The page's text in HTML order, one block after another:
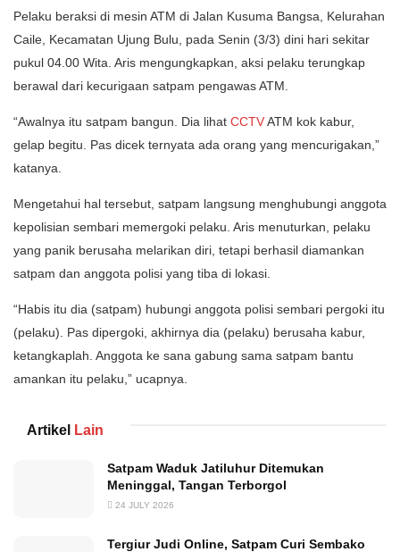
Pelaku beraksi di mesin ATM di Jalan Kusuma Bangsa, Kelurahan
Caile, Kecamatan Ujung Bulu, pada Senin (3/3) dini hari sekitar
pukul 04.00 Wita. Aris mengungkapkan, aksi pelaku terungkap
berawal dari kecurigaan satpam pengawas ATM.
“Awalnya itu satpam bangun. Dia lihat CCTVATM kok kabur,
gelap begitu. Pas dicek ternyata ada orang yang mencurigakan,”
katanya.
Mengetahui hal tersebut, satpam langsung menghubungi anggota
kepolisian sembari memergoki pelaku. Aris menuturkan, pelaku
yang panik berusaha melarikan diri, tetapi berhasil diamankan
satpam dan anggota polisi yang tiba di lokasi.
“Habis itu dia (satpam) hubungi anggota polisi sembari pergoki itu
(pelaku). Pas dipergoki, akhirnya dia (pelaku) berusaha kabur,
ketangkaplah. Anggota ke sana gabung sama satpam bantu
amankan itu pelaku,” ucapnya.
Artikel Lain
Satpam Waduk Jatiluhur Ditemukan
Meninggal, Tangan Terborgol
24 JULY 2026
Tergiur Judi Online, Satpam Curi Sembako